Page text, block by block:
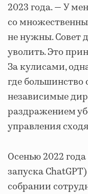
2023 года. — У
со
не нужны. Совет
уволить. Это
За кулисами,
где большинство
независимые
раздражением
управления
Осенью 2022
запуска
собрании